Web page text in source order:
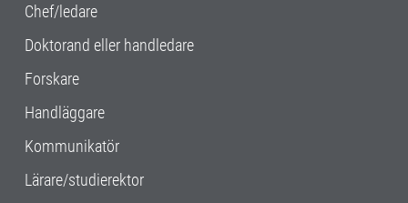
Chef/ledare
Doktorand eller handledare
Forskare
Handläggare
Kommunikatör
Lärare/studierektor